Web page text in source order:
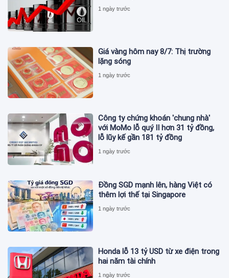
1 ngày trước
Giá vàng hôm nay 8/7: Thị trường
lặng sóng
1 ngày trước
Công ty chứng khoán 'chung nhà'
với MoMo lỗ quý II hơn 31 tỷ đồng,
lỗ lũy kế gần 181 tỷ đồng
1 ngày trước
Đồng SGD mạnh lên, hàng Việt có
thêm lợi thế tại Singapore
1 ngày trước
Honda lỗ 13 tỷ USD từ xe điện trong
hai năm tài chính
1 ngày trước